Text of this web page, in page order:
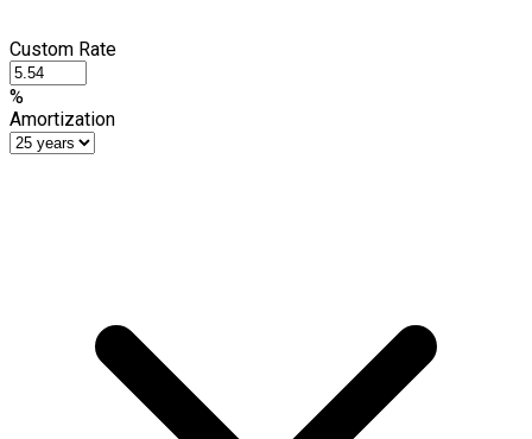
Custom Rate
%
Amortization